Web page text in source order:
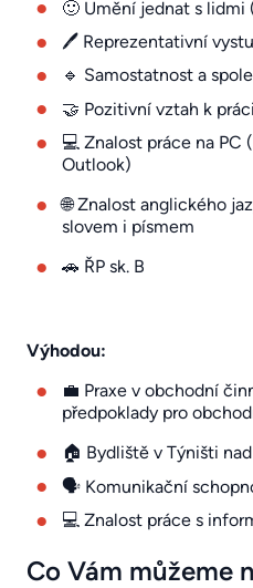
🙂 Umění jednat s lidmi
🖊️ Reprezentativní
🔹 Samostatnost a
🤝 Pozitivní vztah k
💻 Znalost práce na PC
Outlook)
🌐 Znalost anglického
slovem i písmem
🚗 ŘP sk. B
Výhodou:
💼 Praxe v obchodní
předpoklady pro
🏠 Bydliště v Týništi
🗣️ Komunikační
💻 Znalost práce s
Co Vám můžeme